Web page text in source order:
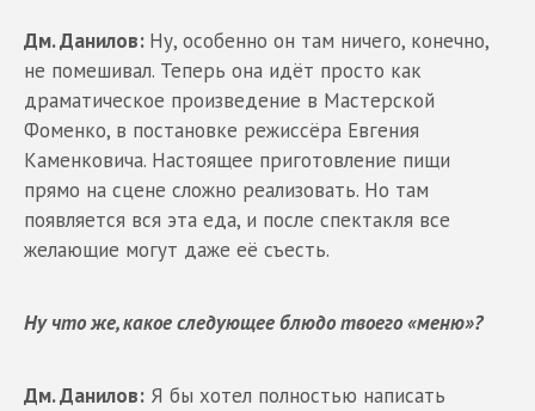
Дм. Данилов: Ну, особенно он там ничего, конечно,
не помешивал. Теперь она идёт просто как
драматическое произведение в Мастерской
Фоменко, в постановке режиссёра Евгения
Каменковича. Настоящее приготовление пищи
прямо на сцене сложно реализовать. Но там
появляется вся эта еда, и после спектакля все
желающие могут даже её съесть.
Ну что же, какое следующее блюдо твоего «меню»?
Дм. Данилов: Я бы хотел полностью написать